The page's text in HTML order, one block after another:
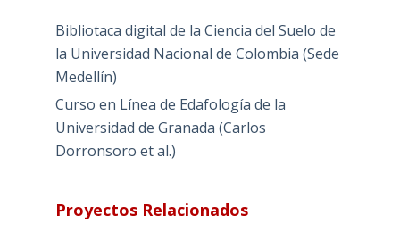
Bibliotaca digital de la Ciencia del Suelo de
la Universidad Nacional de Colombia (Sede
Medellín)
Curso en Línea de Edafología de la
Universidad de Granada (Carlos
Dorronsoro et al.)
Proyectos Relacionados